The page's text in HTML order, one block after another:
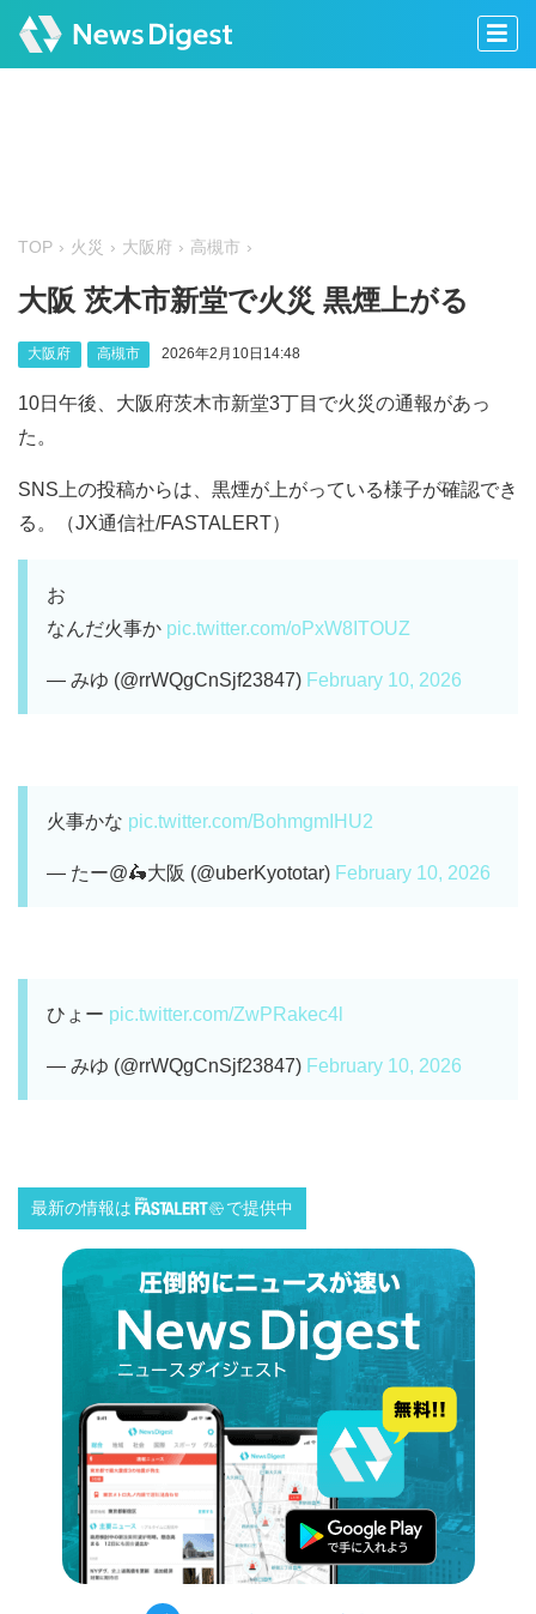
TOP 火災 大阪府 高槻市
大阪 茨木市新堂で火災 黒煙上がる
大阪府 高槻市 2026年2月10日14:48
10日午後、大阪府茨木市新堂3丁目で火災の通報があっ
た。
SNS上の投稿からは、黒煙が上がっている様子が確認でき
る。（JX通信社/FASTALERT）
お
なんだ火事か pic.twitter.com/oPxW8ITOUZ
— みゆ (@rrWQgCnSjf23847) February 10, 2026
火事かな pic.twitter.com/BohmgmIHU2
— たー@🛵大阪 (@uberKyototar) February 10, 2026
ひょー pic.twitter.com/ZwPRakec4l
— みゆ (@rrWQgCnSjf23847) February 10, 2026
最新の情報は で提供中